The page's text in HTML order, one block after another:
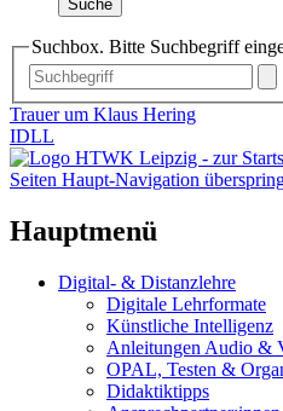
Suche
Suchbox. Bitte Suchbegriff
Trauer um Klaus Hering
IDLL
Seiten Haupt-Navigation
Hauptmenü
Digital- & Distanzlehre
Digitale Lehrformate
Künstliche Intelligenz
Anleitungen Audio &
OPAL, Testen &
Didaktiktipps